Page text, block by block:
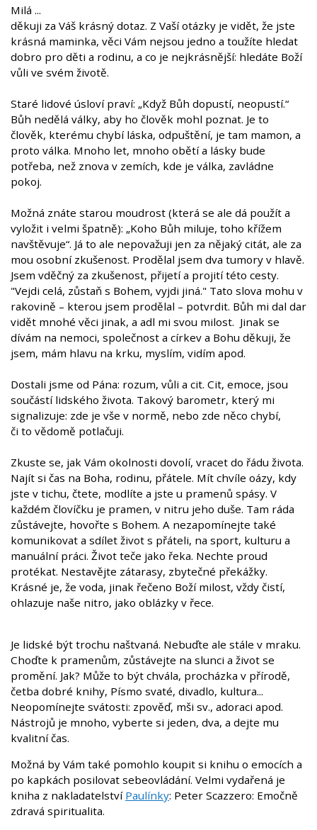
Milá ...
děkuji za Váš krásný dotaz. Z Vaší otázky je vidět, že jste
krásná maminka, věci Vám nejsou jedno a toužíte hledat
dobro pro děti a rodinu, a co je nejkrásnější: hledáte Boží
vůli ve svém životě.
Staré lidové úsloví praví: „Když Bůh dopustí, neopustí.“
Bůh nedělá války, aby ho člověk mohl poznat. Je to
člověk, kterému chybí láska, odpuštění, je tam mamon, a
proto válka. Mnoho let, mnoho obětí a lásky bude
potřeba, než znova v zemích, kde je válka, zavládne
pokoj.
Možná znáte starou moudrost (která se ale dá použít a
vyložit i velmi špatně): „Koho Bůh miluje, toho křížem
navštěvuje“. Já to ale nepovažuji jen za nějaký citát, ale za
mou osobní zkušenost. Prodělal jsem dva tumory v hlavě.
Jsem vděčný za zkušenost, přijetí a projití této cesty.
"Vejdi celá, zůstaň s Bohem, vyjdi jiná." Tato slova mohu v
rakovině – kterou jsem prodělal – potvrdit. Bůh mi dal dar
vidět mnohé věci jinak, a adl mi svou milost. Jinak se
dívám na nemoci, společnost a církev a Bohu děkuji, že
jsem, mám hlavu na krku, myslím, vidím apod.
Dostali jsme od Pána: rozum, vůli a cit. Cit, emoce, jsou
součástí lidského života. Takový barometr, který mi
signalizuje: zde je vše v normě, nebo zde něco chybí,
či to vědomě potlačuji.
Zkuste se, jak Vám okolnosti dovolí, vracet do řádu života.
Najít si čas na Boha, rodinu, přátele. Mít chvíle oázy, kdy
jste v tichu, čtete, modlíte a jste u pramenů spásy. V
každém človíčku je pramen, v nitru jeho duše. Tam ráda
zůstávejte, hovořte s Bohem. A nezapomínejte také
komunikovat a sdílet život s přáteli, na sport, kulturu a
manuální práci. Život teče jako řeka. Nechte proud
protékat. Nestavějte zátarasy, zbytečné překážky.
Krásné je, že voda, jinak řečeno Boží milost, vždy čistí,
ohlazuje naše nitro, jako oblázky v řece.
Je lidské být trochu naštvaná. Nebuďte ale stále v mraku.
Choďte k pramenům, zůstávejte na slunci a život se
promění. Jak? Může to být chvála, procházka v přírodě,
četba dobré knihy, Písmo svaté, divadlo, kultura...
Neopomínejte svátosti: zpověď, mši sv., adoraci apod.
Nástrojů je mnoho, vyberte si jeden, dva, a dejte mu
kvalitní čas.
Možná by Vám také pomohlo koupit si knihu o emocích a
po kapkách posilovat sebeovládání. Velmi vydařená je
kniha z nakladatelství Paulínky: Peter Scazzero: Emočně
zdravá spiritualita.